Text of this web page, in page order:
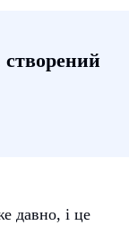
створений
давно, і це